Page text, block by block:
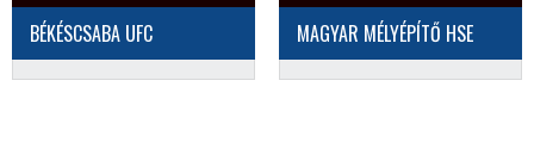
BÉKÉSCSABA UFC MAGYAR MÉLYÉPÍTŐ HSE